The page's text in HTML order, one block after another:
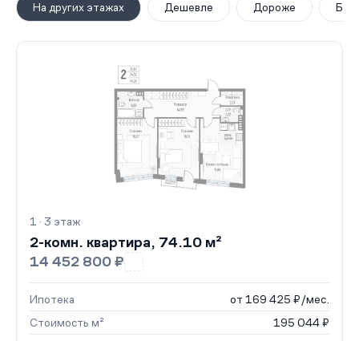
На других этажах Дешевле Дороже
1 · 3 этаж
2-комн. квартира, 74.10 м²
14 452 800 ₽
Ипотека
от 169 425 ₽/мес.
Стоимость м²
195 044 ₽